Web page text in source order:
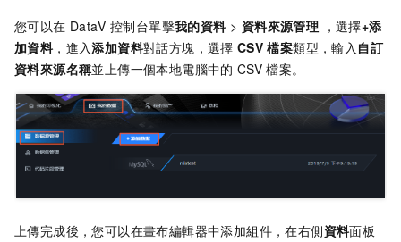
您可以在 DataV 控制台單擊我的資料> 資料來源管理 ，選擇+添
加資料，進入添加資料對話方塊，選擇 CSV 檔案類型，輸入 自訂
資料來源名稱並上傳一個本地電腦中的 CSV 檔案。
上傳完成後，您可以在畫布編輯器中添加組件，在右側資料面板